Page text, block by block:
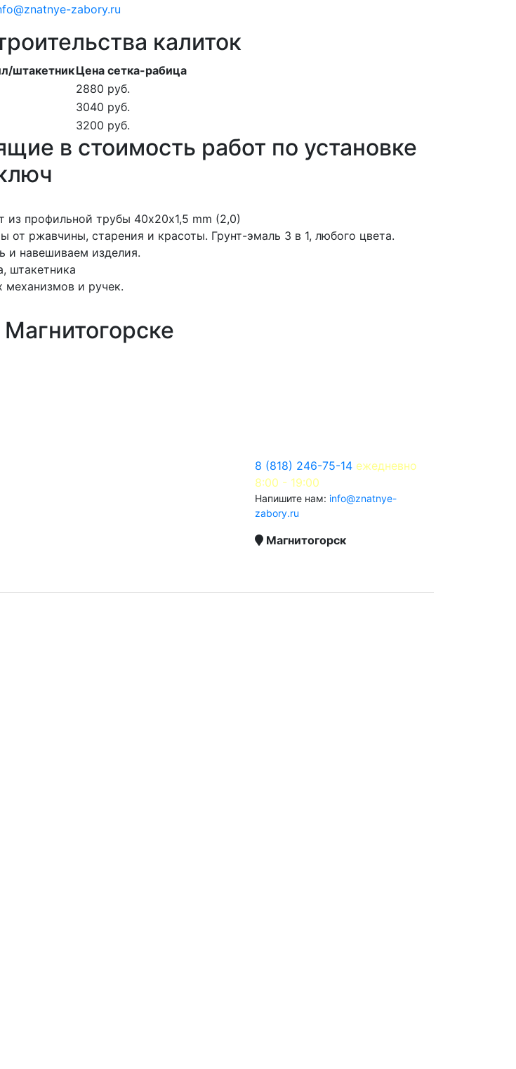
zabory.ru
калиток
штакетникЦена сетка-рабица
2880 руб.
3040 руб.
3200 руб.
в стоимость работ по установке
из профильной трубы 40х20х1,5 mm (2,0)
от ржавчины, старения и красоты. Грунт-эмаль 3 в 1, любого цвета.
и навешиваем изделия.
штакетника
механизмов и ручек.
8 (818) 246-75-14 ежедневно
8:00 - 19:00
Напишите нам: info@znatnye-
zabory.ru
Магнитогорск